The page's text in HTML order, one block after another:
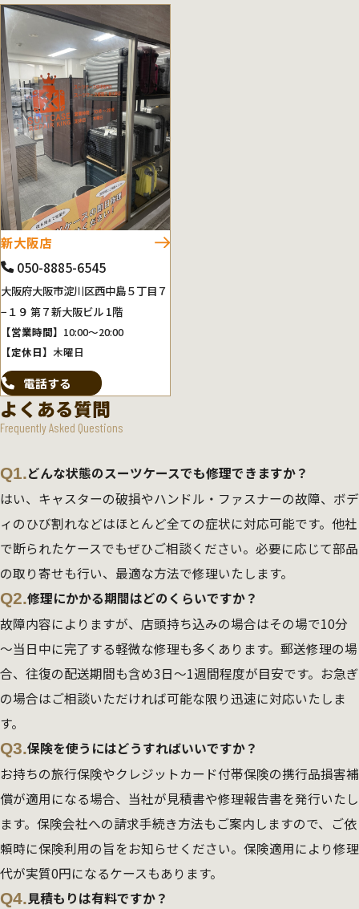
新大阪店
050-8885-6545
大阪府大阪市淀川区西中島５丁目７
−１９ 第７新大阪ビル 1階
【営業時間】 10:00～20:00
【定休日】 木曜日
電話する
よくある質問
Frequently Asked Questions
Q1.どんな状態のスーツケースでも修理できますか？
はい、キャスターの破損やハンドル・ファスナーの故障、ボデ
ィのひび割れなどはほとんど全ての症状に対応可能です。他社
で断られたケースでもぜひご相談ください。必要に応じて部品
の取り寄せも行い、最適な方法で修理いたします。
Q2.修理にかかる期間はどのくらいですか？
故障内容によりますが、店頭持ち込みの場合はその場で10分
～当日中に完了する軽微な修理も多くあります。郵送修理の場
合、往復の配送期間も含め3日～1週間程度が目安です。お急ぎ
の場合はご相談いただければ可能な限り迅速に対応いたしま
す。
Q3.保険を使うにはどうすればいいですか？
お持ちの旅行保険やクレジットカード付帯保険の携行品損害補
償が適用になる場合、当社が見積書や修理報告書を発行いたし
ます。保険会社への請求手続き方法もご案内しますので、ご依
頼時に保険利用の旨をお知らせください。保険適用により修理
代が実質0円になるケースもあります。
Q4.見積もりは有料ですか？